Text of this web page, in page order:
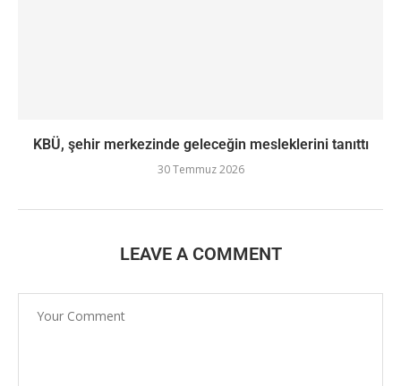
KBÜ, şehir merkezinde geleceğin mesleklerini tanıttı
30 Temmuz 2026
LEAVE A COMMENT